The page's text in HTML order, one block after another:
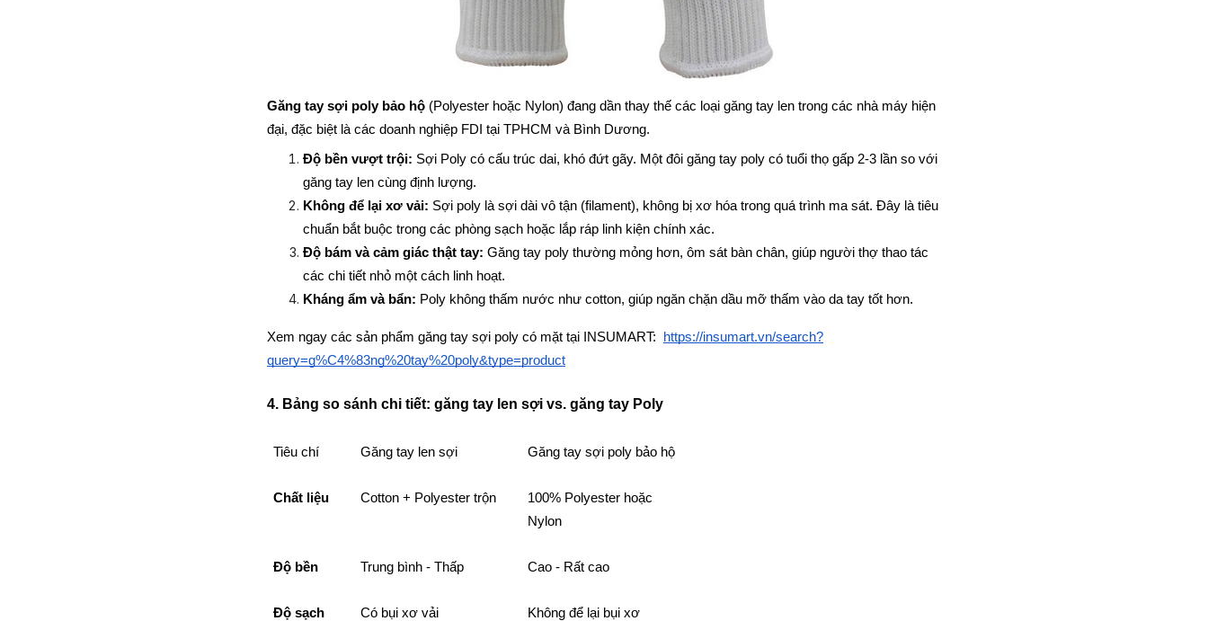
Găng tay sợi poly bảo hộ (Polyester hoặc Nylon) đang dần thay thế các loại găng tay len trong các nhà máy hiện
đại, đặc biệt là các doanh nghiệp FDI tại TPHCM và Bình Dương.
Độ bền vượt trội: Sợi Poly có cấu trúc dai, khó đứt gãy. Một đôi găng tay poly có tuổi thọ gấp 2-3 lần so với
găng tay len cùng định lượng.
Không để lại xơ vải: Sợi poly là sợi dài vô tận (filament), không bị xơ hóa trong quá trình ma sát. Đây là tiêu
chuẩn bắt buộc trong các phòng sạch hoặc lắp ráp linh kiện chính xác.
Độ bám và cảm giác thật tay: Găng tay poly thường mỏng hơn, ôm sát bàn chân, giúp người thợ thao tác
các chi tiết nhỏ một cách linh hoạt.
Kháng ẩm và bẩn: Poly không thấm nước như cotton, giúp ngăn chặn dầu mỡ thấm vào da tay tốt hơn.
Xem ngay các sản phẩm găng tay sợi poly có mặt tại INSUMART:
https://insumart.vn/search?
query=g%C4%83ng%20tay%20poly&type=product
4. Bảng so sánh chi tiết: găng tay len sợi vs. găng tay Poly
Tiêu chí Găng tay len sợi Găng tay sợi poly bảo hộ
Chất liệu Cotton + Polyester trộn
100% Polyester hoặc
Nylon
Độ bền Trung bình - Thấp Cao - Rất cao
Độ sạch Có bụi xơ vải Không để lại bụi xơ